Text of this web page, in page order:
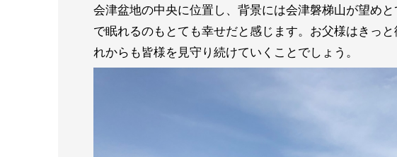
会津盆地の中央に位置し、背景には会津磐梯山が望め
で眠れるのもとても幸せだと感じます。お父様はきっ
れからも皆様を見守り続けていくことでしょう。